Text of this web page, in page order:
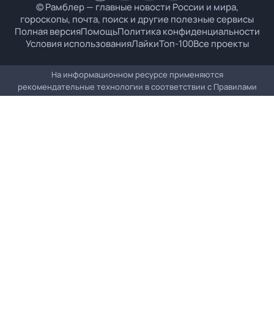
© Рамблер — главные новости России и мира,
гороскопы, почта, поиск и другие полезные сервисы
Полная версияПомощьПолитика конфиденциальности
Условия использованияЛайкиТоп-100Все проекты
На информационном ресурсе применяются
рекомендательные технологии в соответствии с Правилами